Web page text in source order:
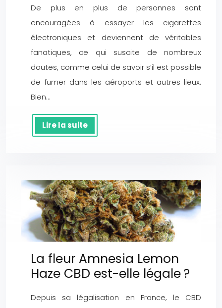
De plus en plus de personnes sont
encouragées à essayer les cigarettes
électroniques et deviennent de véritables
fanatiques, ce qui suscite de nombreux
doutes, comme celui de savoir s’il est possible
de fumer dans les aéroports et autres lieux.
Bien…
Lire la suite
La fleur Amnesia Lemon
Haze CBD est-elle légale ?
Depuis sa légalisation en France, le CBD